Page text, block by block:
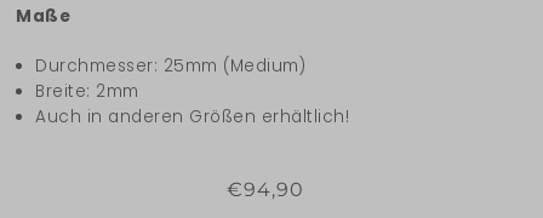
Maße
Durchmesser: 25mm (Medium)
Breite: 2mm
Auch in anderen Größen erhältlich!
€94,90